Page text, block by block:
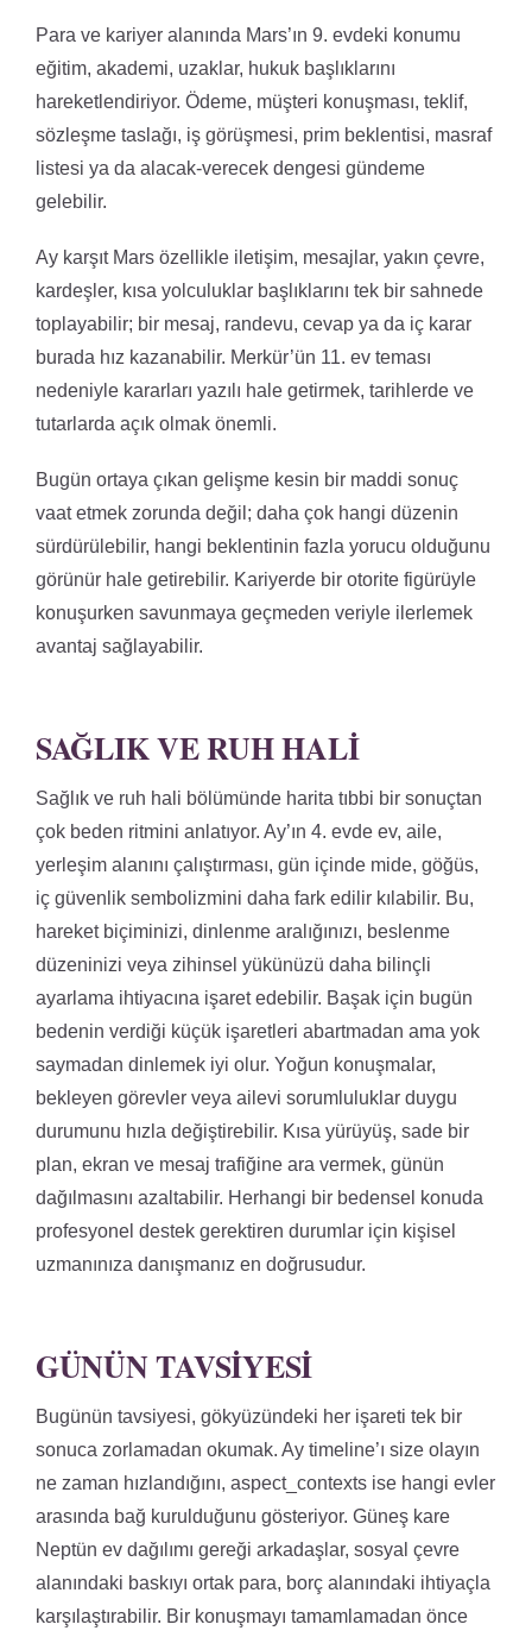
Para ve kariyer alanında Mars’ın 9. evdeki konumu
eğitim, akademi, uzaklar, hukuk başlıklarını
hareketlendiriyor. Ödeme, müşteri konuşması, teklif,
sözleşme taslağı, iş görüşmesi, prim beklentisi, masraf
listesi ya da alacak-verecek dengesi gündeme
gelebilir.
Ay karşıt Mars özellikle iletişim, mesajlar, yakın çevre,
kardeşler, kısa yolculuklar başlıklarını tek bir sahnede
toplayabilir; bir mesaj, randevu, cevap ya da iç karar
burada hız kazanabilir. Merkür’ün 11. ev teması
nedeniyle kararları yazılı hale getirmek, tarihlerde ve
tutarlarda açık olmak önemli.
Bugün ortaya çıkan gelişme kesin bir maddi sonuç
vaat etmek zorunda değil; daha çok hangi düzenin
sürdürülebilir, hangi beklentinin fazla yorucu olduğunu
görünür hale getirebilir. Kariyerde bir otorite figürüyle
konuşurken savunmaya geçmeden veriyle ilerlemek
avantaj sağlayabilir.
SAĞLIK VE RUH HALI
Sağlık ve ruh hali bölümünde harita tıbbi bir sonuçtan
çok beden ritmini anlatıyor. Ay’ın 4. evde ev, aile,
yerleşim alanını çalıştırması, gün içinde mide, göğüs,
iç güvenlik sembolizmini daha fark edilir kılabilir. Bu,
hareket biçiminizi, dinlenme aralığınızı, beslenme
düzeninizi veya zihinsel yükünüzü daha bilinçli
ayarlama ihtiyacına işaret edebilir. Başak için bugün
bedenin verdiği küçük işaretleri abartmadan ama yok
saymadan dinlemek iyi olur. Yoğun konuşmalar,
bekleyen görevler veya ailevi sorumluluklar duygu
durumunu hızla değiştirebilir. Kısa yürüyüş, sade bir
plan, ekran ve mesaj trafiğine ara vermek, günün
dağılmasını azaltabilir. Herhangi bir bedensel konuda
profesyonel destek gerektiren durumlar için kişisel
uzmanınıza danışmanız en doğrusudur.
GÜNÜN TAVSIYESI
Bugünün tavsiyesi, gökyüzündeki her işareti tek bir
sonuca zorlamadan okumak. Ay timeline’ı size olayın
ne zaman hızlandığını, aspect_contexts ise hangi evler
arasında bağ kurulduğunu gösteriyor. Güneş kare
Neptün ev dağılımı gereği arkadaşlar, sosyal çevre
alanındaki baskıyı ortak para, borç alanındaki ihtiyaçla
karşılaştırabilir. Bir konuşmayı tamamlamadan önce